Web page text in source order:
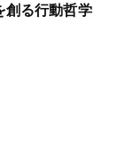
創る行動哲学